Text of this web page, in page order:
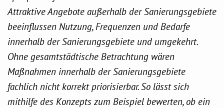
Attraktive Angebote außerhalb der Sanierungsgebiete
beeinflussen Nutzung, Frequenzen und Bedarfe
innerhalb der Sanierungsgebiete und umgekehrt.
Ohne gesamtstädtische Betrachtung wären
Maßnahmen innerhalb der Sanierungsgebiete
fachlich nicht korrekt priorisierbar. So lässt sich
mithilfe des Konzepts zum Beispiel bewerten, ob ein